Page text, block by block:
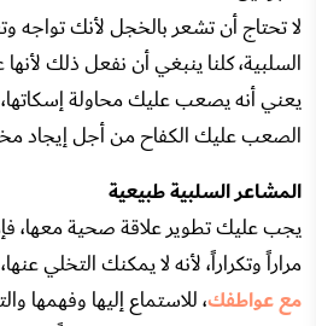
لا تحتاج أن تشعر بالخجل لأنك تواجه
السلبية، كلنا ينبغي أن نفعل ذلك
يعني أنه يصعب عليك محاولة
الصعب عليك الكفاح من أجل إيجاد
المشاعر السلبية طبيعية
يجب عليك تطوير علاقة صحية معها،
مراراً وتكراراً، لأنه لا يمكنك التخلي
مع عواطفك، للاستماع إليها وفهمها